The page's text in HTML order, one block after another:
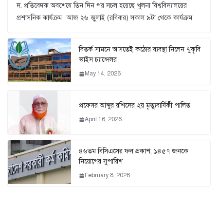
দ. প্রতিবেদক অবশেষে তিন দিন পর সচল হয়েছে খুলনা বিশ্ববিদ্যালয়ের
প্রশাসনিক কার্যক্রম। আজ ২৬ জুুলাই (রবিবার) সকাল ৯টা থেকে কার্যক্রম
বিতর্ক সামনে আসতেই কঠোর ব্যবস্থা নিলেন খুকৃবি
ভাইস চ্যান্সেলর
May 14, 2026
প্রফেসর আব্দুর রশিদের ২য় মৃত্যুবার্ষিকী পালিত
April 16, 2026
৪৬তম বিসিএসের ফল প্রকাশ, ১৪৫৭ জনকে
নিয়োগের সুপারিশ
February 8, 2026